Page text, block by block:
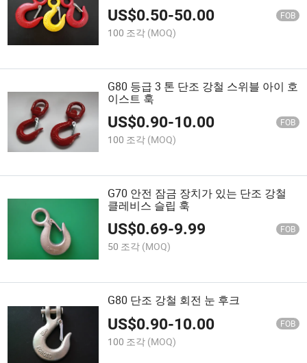
US$0.50-50.00 FOB
100 조각 (MOQ)
G80 등급 3 톤 단조 강철 스위블 아이 호
이스트 훅
US$0.90-10.00 FOB
100 조각 (MOQ)
G70 안전 잠금 장치가 있는 단조 강철
클레비스 슬립 훅
US$0.69-9.99 FOB
50 조각 (MOQ)
G80 단조 강철 회전 눈 후크
US$0.90-10.00 FOB
100 조각 (MOQ)